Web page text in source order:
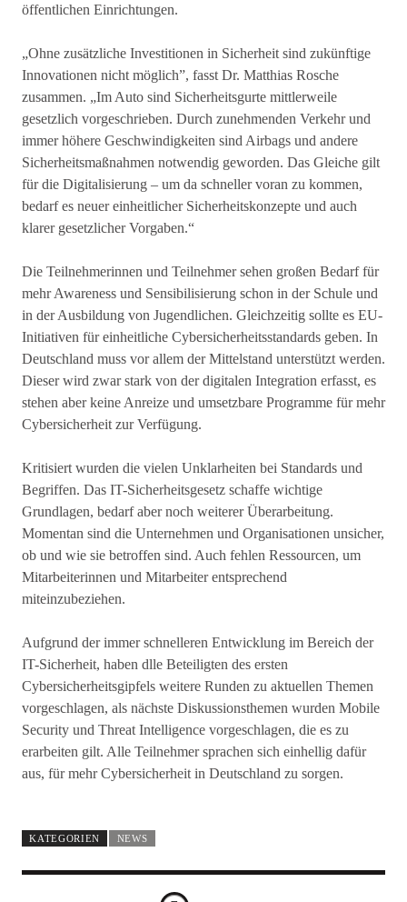
öffentlichen Einrichtungen.
„Ohne zusätzliche Investitionen in Sicherheit sind zukünftige
Innovationen nicht möglich”, fasst Dr. Matthias Rosche
zusammen. „Im Auto sind Sicherheitsgurte mittlerweile
gesetzlich vorgeschrieben. Durch zunehmenden Verkehr und
immer höhere Geschwindigkeiten sind Airbags und andere
Sicherheitsmaßnahmen notwendig geworden. Das Gleiche gilt
für die Digitalisierung – um da schneller voran zu kommen,
bedarf es neuer einheitlicher Sicherheitskonzepte und auch
klarer gesetzlicher Vorgaben.“
Die Teilnehmerinnen und Teilnehmer sehen großen Bedarf für
mehr Awareness und Sensibilisierung schon in der Schule und
in der Ausbildung von Jugendlichen. Gleichzeitig sollte es EU-
Initiativen für einheitliche Cybersicherheitsstandards geben. In
Deutschland muss vor allem der Mittelstand unterstützt werden.
Dieser wird zwar stark von der digitalen Integration erfasst, es
stehen aber keine Anreize und umsetzbare Programme für mehr
Cybersicherheit zur Verfügung.
Kritisiert wurden die vielen Unklarheiten bei Standards und
Begriffen. Das IT-Sicherheitsgesetz schaffe wichtige
Grundlagen, bedarf aber noch weiterer Überarbeitung.
Momentan sind die Unternehmen und Organisationen unsicher,
ob und wie sie betroffen sind. Auch fehlen Ressourcen, um
Mitarbeiterinnen und Mitarbeiter entsprechend
miteinzubeziehen.
Aufgrund der immer schnelleren Entwicklung im Bereich der
IT-Sicherheit, haben dlle Beteiligten des ersten
Cybersicherheitsgipfels weitere Runden zu aktuellen Themen
vorgeschlagen, als nächste Diskussionsthemen wurden Mobile
Security und Threat Intelligence vorgeschlagen, die es zu
erarbeiten gilt. Alle Teilnehmer sprachen sich einhellig dafür
aus, für mehr Cybersicherheit in Deutschland zu sorgen.
KATEGORIEN NEWS